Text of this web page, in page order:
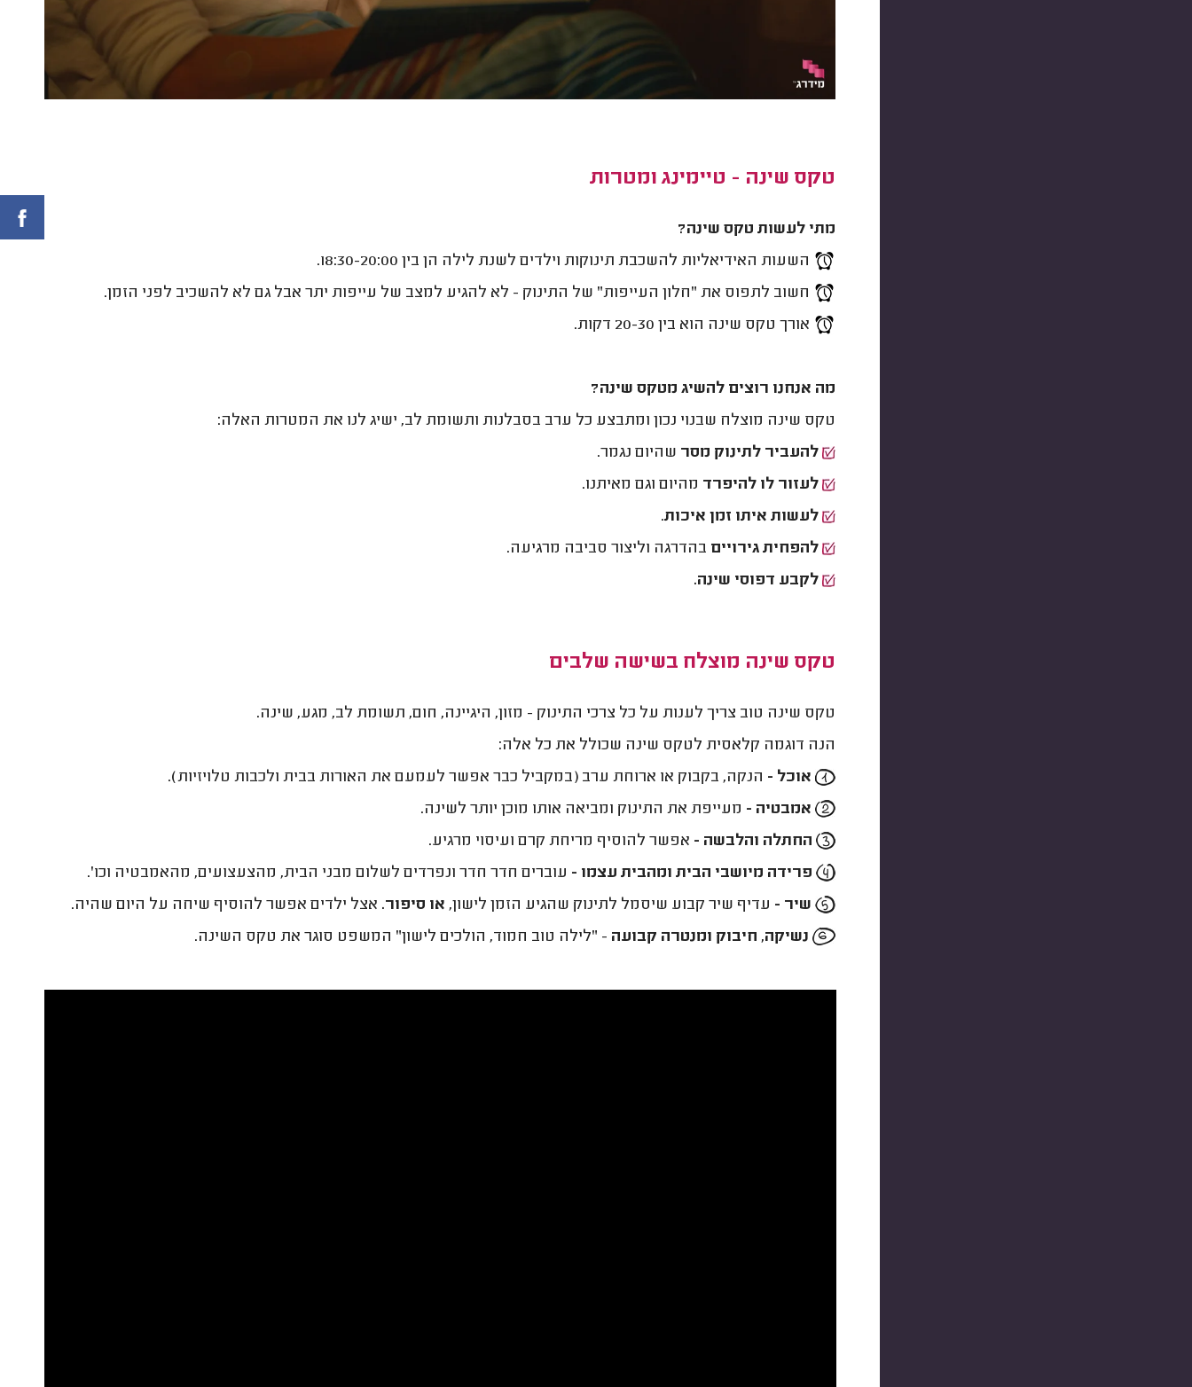
טקס שינה - טיימינג ומטרות
מתי לעשות טקס שינה?
השעות האידיאליות להשכבת תינוקות וילדים לשנת לילה הן בין 18:30-20:00.
חשוב לתפוס את “חלון העייפות” של התינוק - לא להגיע למצב של עייפות יתר אבל גם לא להשכיב לפני הזמן.
אורך טקס שינה הוא בין 20-30 דקות.
מה אנחנו רוצים להשיג מטקס שינה?
טקס שינה מוצלח שבנוי נכון ומתבצע כל ערב בסבלנות ותשומת לב, ישיג לנו את המטרות האלה:
להעביר לתינוק מסר שהיום נגמר.
לעזור לו להיפרד מהיום וגם מאיתנו.
לעשות איתו זמן איכות.
להפחית גירויים בהדרגה וליצור סביבה מרגיעה.
לקבע דפוסי שינה.
טקס שינה מוצלח בשישה שלבים
טקס שינה טוב צריך לענות על כל צרכי התינוק - מזון, היגיינה, חום, תשומת לב, מגע, שינה.
הנה דוגמה קלאסית לטקס שינה שכולל את כל אלה:
אוכל - הנקה, בקבוק או ארוחת ערב (במקביל כבר אפשר לעמעם את האורות בבית ולכבות טלויזיות).
אמבטיה - מעייפת את התינוק ומביאה אותו מוכן יותר לשינה.
החתלה והלבשה - אפשר להוסיף מריחת קרם ועיסוי מרגיע.
פרידה מיושבי הבית ומהבית עצמו - עוברים חדר חדר ונפרדים לשלום מבני הבית, מהצעצועים, מהאמבטיה וכו'.
שיר - עדיף שיר קבוע שיסמל לתינוק שהגיע הזמן לישון, או סיפור. אצל ילדים אפשר להוסיף שיחה על היום שהיה.
נשיקה, חיבוק ומנטרה קבועה - "לילה טוב חמוד, הולכים לישון" המשפט סוגר את טקס השינה.